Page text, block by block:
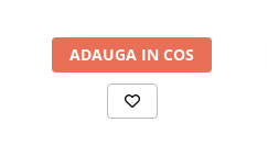
ADAUGA IN COS